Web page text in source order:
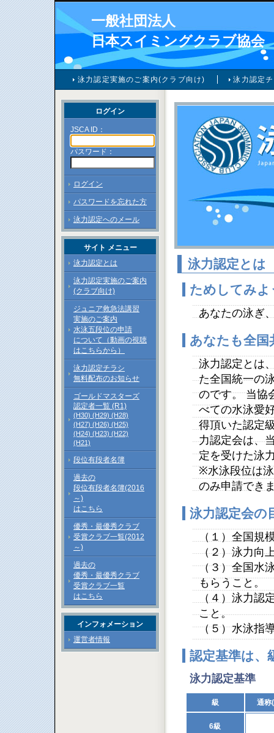
一般社団法人
日本スイミングクラブ協会
泳力認定実施のご案内(クラブ向け) 泳力認定
泳力認定とは
ためしてみよ
あなたの泳ぎ
あなたも全国
泳力認定とは
た全国統一の
のです。 当協
べての水泳愛
得頂いた認定
力認定会は、
定を受けた泳
※水泳段位は
のみ申請でき
泳力認定会の
（１）全国規
（２）泳力向
（３）全国水
もらうこと。
（４）泳力認
こと。
（５）水泳指
認定基準は、
泳力認定基準
級 通称
6級
ログイン
JSCA ID：
パスワード：
ログイン
パスワードを忘れた方
泳力認定へのメール
サイト メニュー
泳力認定とは
泳力認定実施のご案内
(クラブ向け)
ジュニア救急法講習
実施のご案内
水泳五段位の申請
について（動画の視聴
はこちらから）
泳力認定チラシ
無料配布のお知らせ
ゴールドマスターズ
認定者一覧 (R1)
(H30) (H29) (H28)
(H27) (H26) (H25)
(H24) (H23) (H22)
(H21)
段位有段者名簿
過去の
段位有段者名簿(2016
～)
はこちら
優秀・最優秀クラブ
受賞クラブ一覧(2012
～)
過去の
優秀・最優秀クラブ
受賞クラブ一覧
はこちら
インフォメーション
運営者情報